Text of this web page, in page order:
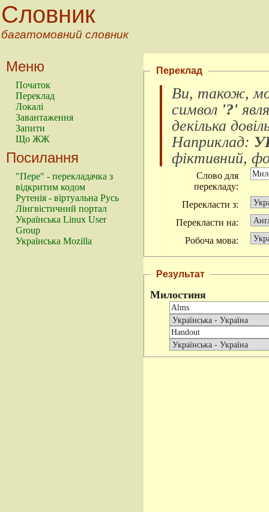
Словник
багатомовний словник
Меню
Початок
Переклад
Локалі
Завантаження
Запити
Що ЖЖ
Посилання
"Пере" - перекладачка з
відкритим кодом
Рутенія - віртуальна Русь
Лінгвістичний портал
Українська Linux User
Group
Українська Mozilla
Переклад
Ви, також,
символ '?'
декілька
Наприклад:
фіктивний,
Слово для
перекладу:
Перекласти з:
Перекласти на:
Робоча мова:
Результат
Милостиня